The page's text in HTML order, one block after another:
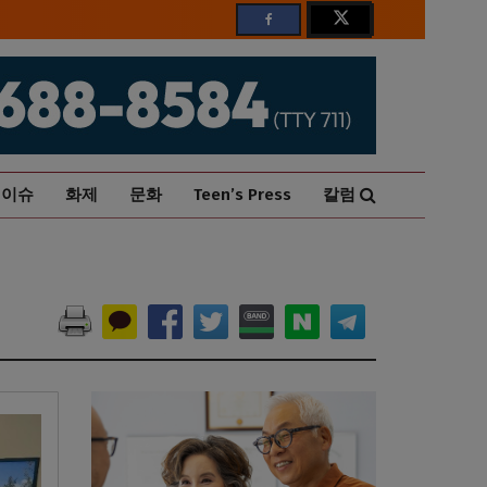
이슈 화제 문화 Teen’s Press 칼럼